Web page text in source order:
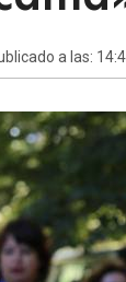
a las: